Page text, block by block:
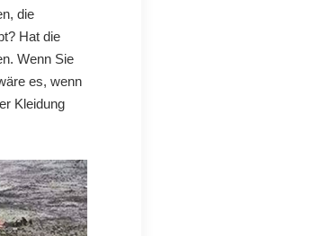
die
Hat die
Wenn Sie
es, wenn
Kleidung